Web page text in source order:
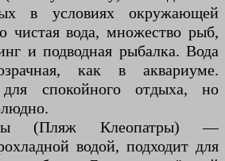
в условиях окружающей
чистая вода, множество рыб,
и подводная рыбалка. Вода
как в аквариуме.
для спокойного отдыха, но
(Пляж Клеопатры) —
водой, подходит для